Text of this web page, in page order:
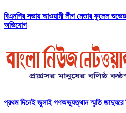
বিএনপির সভায় আওয়ামী লীগ নেতার ফুলেল
অভিযোগ
প্রথম দিনেই জুলাই গণঅভ্যুত্থান স্মৃতি জাদুঘরে